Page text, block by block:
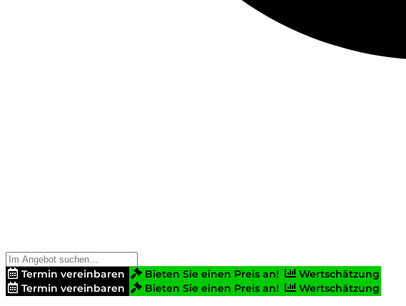
Termin vereinbaren Bieten Sie einen Preis an!
Wertschätzung
Termin vereinbaren
Bieten Sie einen Preis an! Wertschätzung